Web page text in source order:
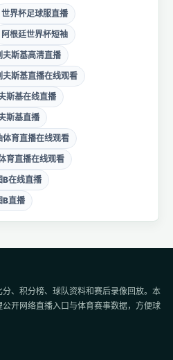
世界杯足球服直播
阿根廷世界杯短袖
夫斯基高清直播
斯基直播在线观看
斯基在线直播
斯基直播
育直播在线观看
育直播在线观看
B在线直播
B直播
、积分榜、球队资料和赛后录像回放。本
开网络直播入口与体育赛事数据，方便球